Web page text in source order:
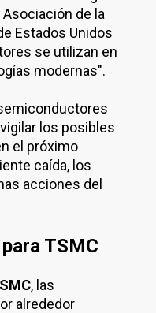
de la
Estados Unidos
se utilizan en
modernas".
los posibles
el próximo
caída, los
acciones del
TSMC
, las
alrededor